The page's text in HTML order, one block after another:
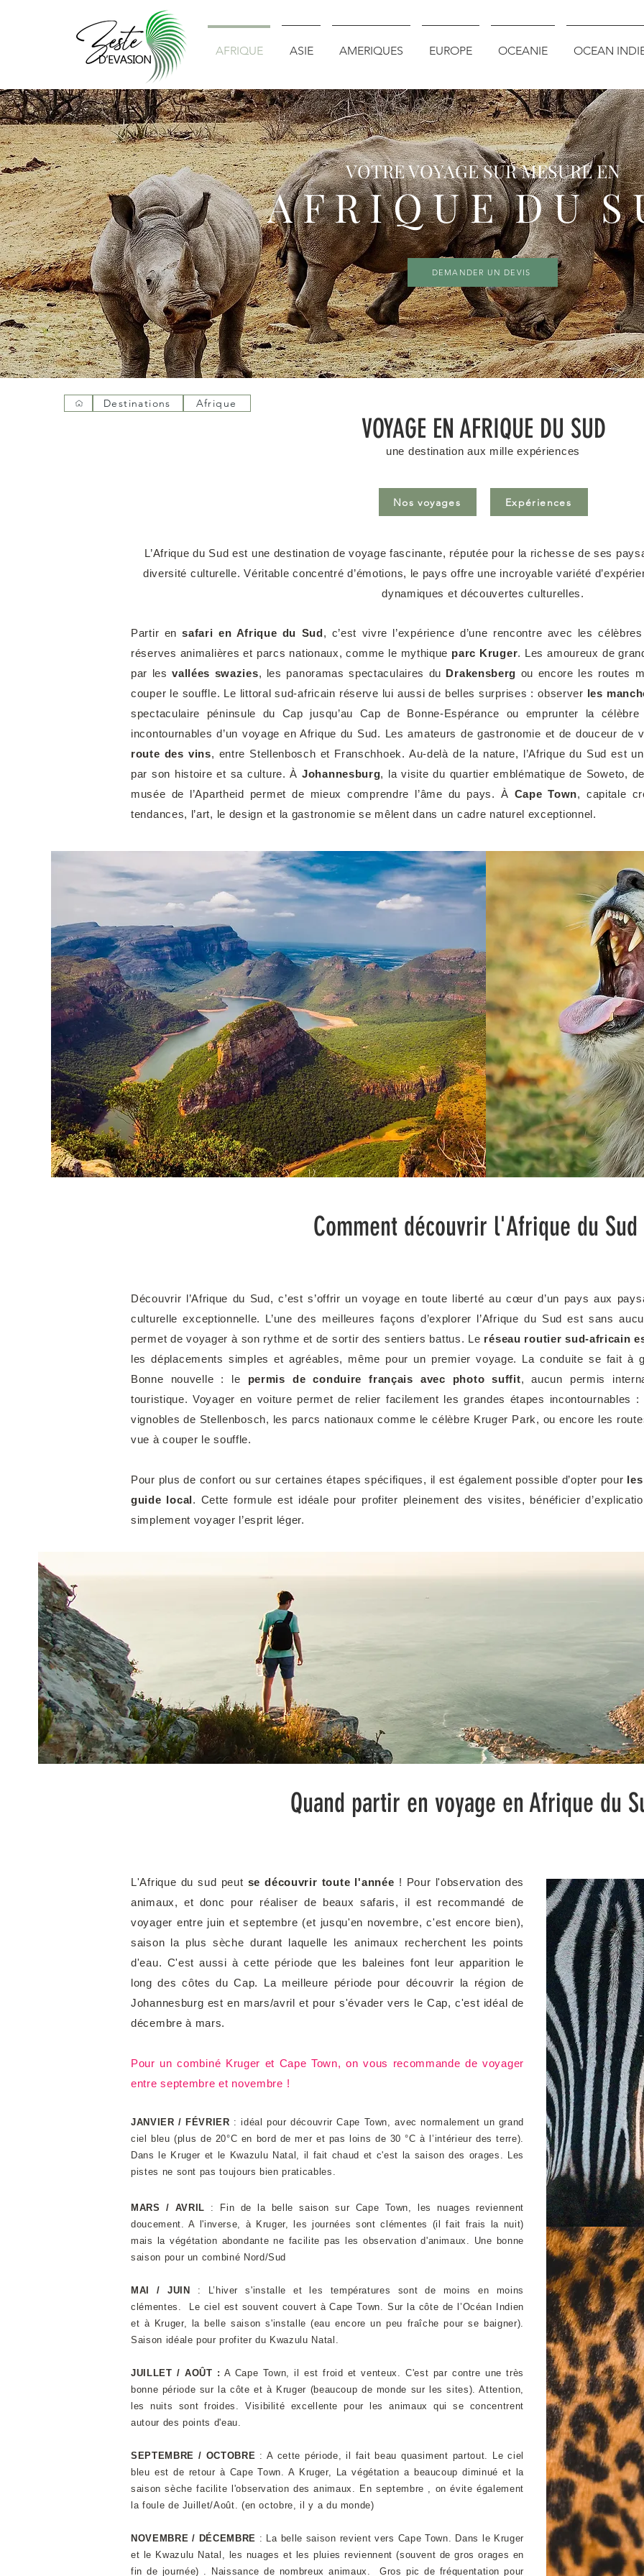
AFRIQUE ASIE AMERIQUES EUROPE OCEANIE OCEAN
VOTRE VOYAGE SUR MESURE EN
A F R I Q U E D U S
DEMANDER UN DEVIS
Destinations Afrique
VOYAGE EN AFRIQUE DU SUD
une destination aux mille expériences
Nos voyages Expériences
L’Afrique du Sud est une destination de voyage fascinante, réputée pour la richesse de ses
diversité culturelle. Véritable concentré d’émotions, le pays offre une incroyable variété
dynamiques et découvertes culturelles.
Partir ensafari en Afrique du Sud, c’est vivre l’expérience d’une rencontre avec les
réserves animalières et parcs nationaux, comme le mythique parc Kruger. Les amoureux de
par lesvallées swazies, les panoramas spectaculaires du Drakensberg ou encore les routes
couper le souffle. Le littoral sud-africain réserve lui aussi de belles surprises : observer les
spectaculaire péninsule du Cap jusqu’au Cap de Bonne-Espérance ou emprunter la
incontournables d’un voyage en Afrique du Sud. Les amateurs de gastronomie et de douceur
route des vins, entre Stellenbosch et Franschhoek. Au-delà de la nature, l’Afrique du Sud est
par son histoire et sa culture. ÀJohannesburg, la visite du quartier emblématique de Soweto,
musée de l’Apartheid permet de mieux comprendre l’âme du pays. À Cape Town, capitale
tendances, l’art, le design et la gastronomie se mêlent dans un cadre naturel exceptionnel.
Comment découvrir l'Afrique du Sud
Découvrir l’Afrique du Sud, c’est s’offrir un voyage en toute liberté au cœur d’un pays aux
culturelle exceptionnelle. L’une des meilleures façons d’explorer l’Afrique du Sud est sans
permet de voyager à son rythme et de sortir des sentiers battus. Le réseau routier sud-africain
les déplacements simples et agréables, même pour un premier voyage. La conduite se fait à
Bonne nouvelle : le permis de conduire français avec photo suffit, aucun permis
touristique.Voyager en voiture permet de relier facilement les grandes étapes incontournables
vignobles de Stellenbosch, les parcs nationaux comme le célèbre Kruger Park, ou encore les
vue à couper le souffle.
Pour plus de confort ou sur certaines étapes spécifiques, il est également possible d’opter pour
guide local. Cette formule est idéale pour profiter pleinement des visites, bénéficier
simplement voyager l’esprit léger.
Quand partir en voyage en Afrique du
L'Afrique du sud peut se découvrir toute l'année ! Pour l'observation des
animaux, et donc pour réaliser de beaux safaris, il est recommandé de
voyager entre juin et septembre (et jusqu'en novembre, c'est encore bien),
saison la plus sèche durant laquelle les animaux recherchent les points
d'eau. C'est aussi à cette période que les baleines font leur apparition le
long des côtes du Cap. La meilleure période pour découvrir la région de
Johannesburg est en mars/avril et pour s'évader vers le Cap, c'est idéal de
décembre à mars.
Pour un combiné Kruger et Cape Town, on vous recommande de voyager
entre septembre et novembre !
JANVIER / FÉVRIER : idéal pour découvrir Cape Town, avec normalement un grand
ciel bleu (plus de 20°C en bord de mer et pas loins de 30 °C à l’intérieur des terre).
Dans le Kruger et le Kwazulu Natal, il fait chaud et c'est la saison des orages. Les
pistes ne sont pas toujours bien praticables.
MARS / AVRIL : Fin de la belle saison sur Cape Town, les nuages reviennent
doucement. A l'inverse, à Kruger, les journées sont clémentes (il fait frais la nuit)
mais la végétation abondante ne facilite pas les observation d'animaux. Une bonne
saison pour un combiné Nord/Sud
MAI / JUIN
: L’hiver s'installe et les températures sont de moins en moins
clémentes. Le ciel est souvent couvert à Cape Town. Sur la côte de l’Océan Indien
et à Kruger, la belle saison s'installe (eau encore un peu fraîche pour se baigner).
Saison idéale pour profiter du Kwazulu Natal.
JUILLET / AOÛT : A Cape Town, il est froid et venteux. C'est par contre une très
bonne période sur la côte et à Kruger (beaucoup de monde sur les sites). Attention,
les nuits sont froides. Visibilité excellente pour les animaux qui se concentrent
autour des points d'eau.
SEPTEMBRE / OCTOBRE : A cette période, il fait beau quasiment partout. Le ciel
bleu est de retour à Cape Town. A Kruger, La végétation a beaucoup diminué et la
saison sèche facilite l'observation des animaux. En septembre , on évite également
la foule de Juillet/Août. (en octobre, il y a du monde)
NOVEMBRE / DÉCEMBRE : La belle saison revient vers Cape Town. Dans le Kruger
et le Kwazulu Natal, les nuages et les pluies reviennent (souvent de gros orages en
fin de journée) . Naissance de nombreux animaux. Gros pic de fréquentation pour